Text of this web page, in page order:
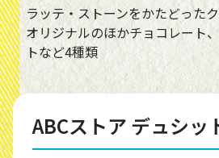
ラッテ・ストーンをかたどった
オリジナルのほかチョコレート
トなど4種類
ABCストア デュシッ